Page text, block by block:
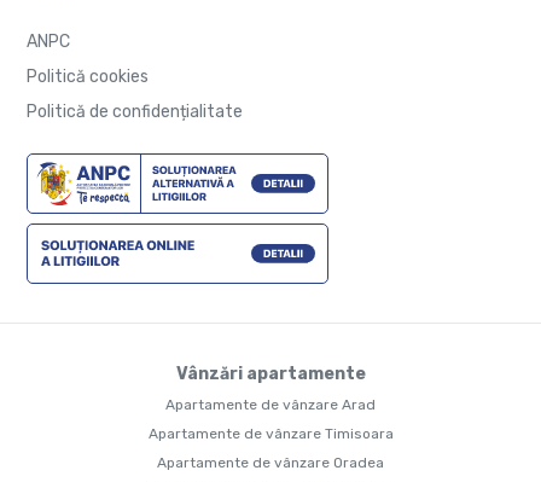
ANPC
Politică cookies
Politică de confidențialitate
Vânzări apartamente
Apartamente de vânzare Arad
Apartamente de vânzare Timisoara
Apartamente de vânzare Oradea